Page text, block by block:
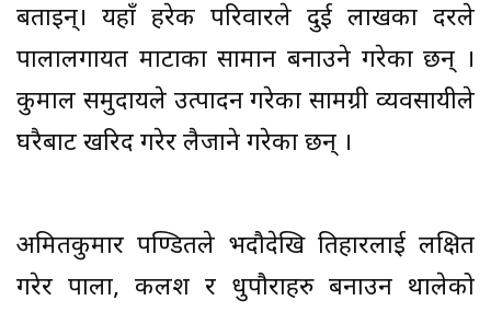
बताइन्। यहाँ हरेक परिवारले दुई लाखका दरले
पालालगायत माटाका सामान बनाउने गरेका छन् ।
कुमाल समुदायले उत्पादन गरेका सामग्री व्यवसायीले
घरैबाट खरिद गरेर लैजाने गरेका छन् ।
अमितकुमार पण्डितले भदौदेखि तिहारलाई लक्षित
गरेर पाला, कलश र धुपौराहरु बनाउन थालेको